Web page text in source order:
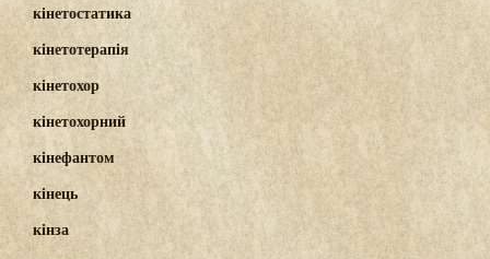
кінетостатика
кінетотерапія
кінетохор
кінетохорний
кінефантом
кінець
кінза